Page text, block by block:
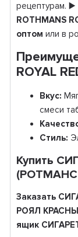
рецептурам. ▶️
ROTHMANS
оптом или в
ROYAL
Вкус:
смеси
Стиль:
Купить
(РОТМАНС
Заказать
РОЯЛ
ящик